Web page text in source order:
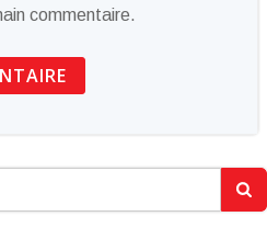
commentaire.